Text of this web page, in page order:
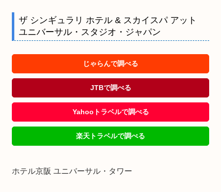
ザ シンギュラリ ホテル & スカイスパ アット
ユニバーサル・スタジオ・ジャパン
じゃらんで調べる
JTBで調べる
Yahooトラベルで調べる
楽天トラベルで調べる
ホテル京阪 ユニバーサル・タワー